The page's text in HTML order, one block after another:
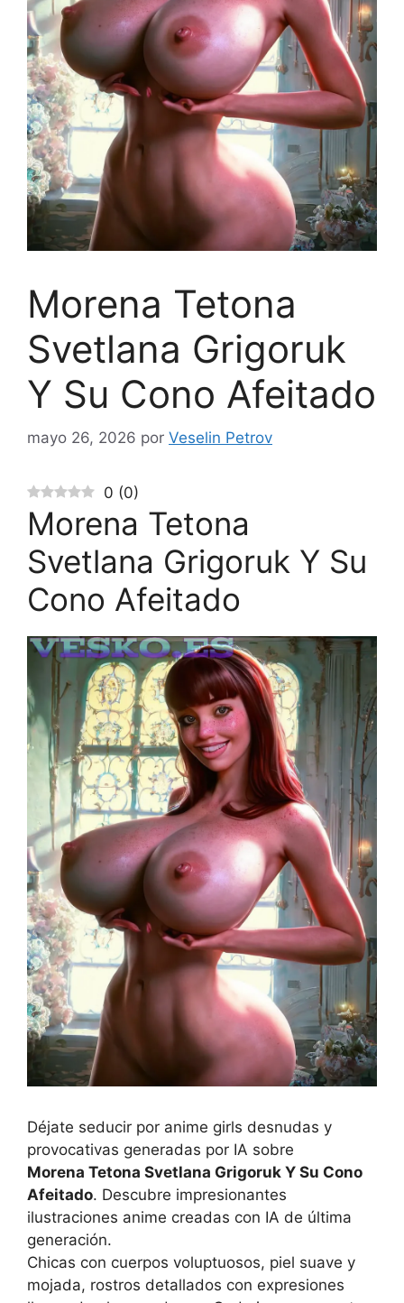
Morena Tetona
Svetlana Grigoruk
Y Su Cono Afeitado
mayo 26, 2026 por Veselin Petrov
0 (0)
Morena Tetona
Svetlana Grigoruk Y Su
Cono Afeitado
Déjate seducir por anime girls desnudas y
provocativas generadas por IA sobre
Morena Tetona Svetlana Grigoruk Y Su Cono
Afeitado. Descubre impresionantes
ilustraciones anime creadas con IA de última
generación.
Chicas con cuerpos voluptuosos, piel suave y
mojada, rostros detallados con expresiones